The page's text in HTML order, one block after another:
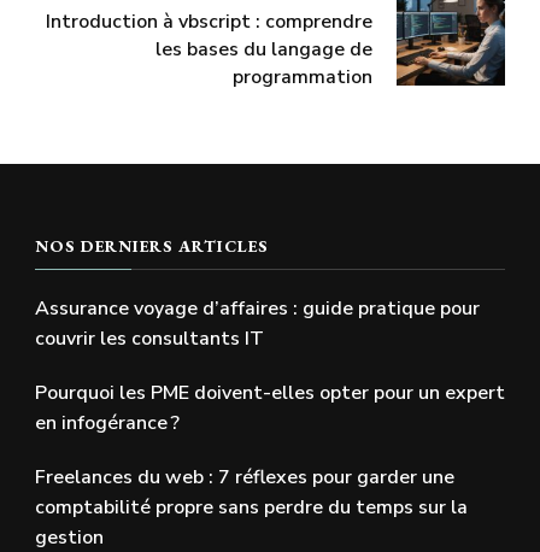
Introduction à vbscript : comprendre
les bases du langage de
programmation
NOS DERNIERS ARTICLES
Assurance voyage d’affaires : guide pratique pour
couvrir les consultants IT
Pourquoi les PME doivent-elles opter pour un expert
en infogérance ?
Freelances du web : 7 réflexes pour garder une
comptabilité propre sans perdre du temps sur la
gestion